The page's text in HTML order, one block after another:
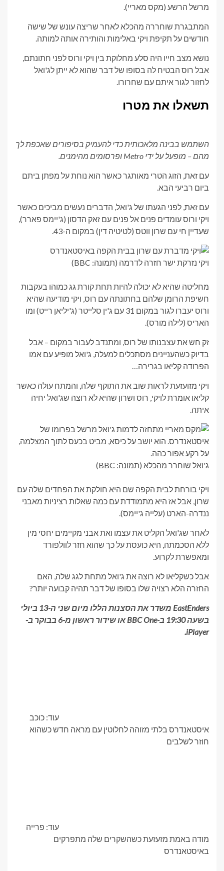
מרשל הרשע (מקס מאריי).
המתבגרת שוחררה מהכלא לאחר שריצה עונש של שישה
חודשים על תקיפת ויקי באלימות והותירה אותה למותה.
נושא מצב חייו היה סלע מחלוקת בין ויקי ורוס לפני חתונתם,
אבל רוס הבטיח לה בסופו של דבר שהוא לא ייתן לג'ואל
לחזור לגור איתם עם שחרורו.
תשאלו את מטרו
השתמש בבינה מלאכותית כדי להעמיק בסיפורים שאכפת לך
מהם – מופעל על ידי Metro ופרסומים מהימנים.
עם זאת, הזוג הטרי מאותגר כאשר הוא נוחת על מפתן ביתם
ביום רביעי הבא.
עם זאת, לפני הגעתו של ג'ואל, הדברים נעשים מביכים כאשר
ויקי ורוס עומדים פנים אל פנים עם זאק הדסון (ג'יימס פארר),
שעדיין חי עם שרון ווטס (לטיטיה דין) במקום ה-43.
ויקי נזרקת ישר חזרה לדרמה (תמונה: BBC)
מחליטה שהיא לא יכולה להיות תחת קורת גג כמוהו בעקבות
חשיפת הרומן שלהם בחתונתה עם רוס, ויקי מודיעה שהיא
ורוס יעברו לגור במקום 31 עם ג'ין סלייטר (ג'יליאן רייט) ומו
האריס (לילה מורס).
זק חש את עצבנותו של רוס, ומתנדב לעבור במקום – אבל
בדיוק כשהעניינים מסתכלים למעלה, ג'ואל מופיע עם אמו
הפרודה קליאו בגרירה…
ויקי מזועזעת לראות שוב את התוקף שלה, והמתח עולה כאשר
קליאו אומרת לויקי, רוס ושרון שהיא לא רוצה שג'ואל יחיה
איתה.
ג'ואל שוחרר מהכלא (תמונה: BBC)
ויקי בורחת לבית הקפה שם היא חולקת את הפחדים שלה עם
שרון, אבל אז היא מתמודדת עם כמה שאלות רציניות מאבני
ננדרה-הארט (עלייה ג'יימס).
לאחר שג'ואל הקליט את עצמו ואת אבני מקיימים יחסי מין
ללא הסכמתה, היא כועסת על כך שהוא חזר לוולפורד
ומאפשרת לקרוע.
אבל כשקליאו לא רוצה את ג'ואל מתחת לגג שלה, האם
החזרה הלא רצויה שלו בסופו של דבר תהיה קבועה יותר?
EastEnders משדר את הסצנות הללו מיום שני ה-13 ביולי
בשעה 19:30 ב-BBC One או שידור ראשון מ-6 בבוקר ב-
iPlayer.
עוד: כוכב
איסטאנדרס בלתי מזוהה לחלוטין עם מראה חדש כשהוא
חוזר לשלבים
עוד: פרייה
מודה באמת מזעזעת כשהשקרים שלה מתפרקים
באיסטאנדרס